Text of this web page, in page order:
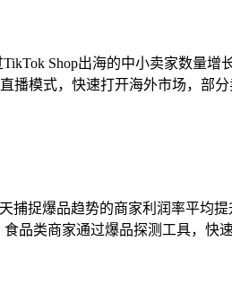
Shop出海的中小卖家数量增
模式，快速打开海外市场，部分
捉爆品趋势的商家利润率平均
类商家通过爆品探测工具，快